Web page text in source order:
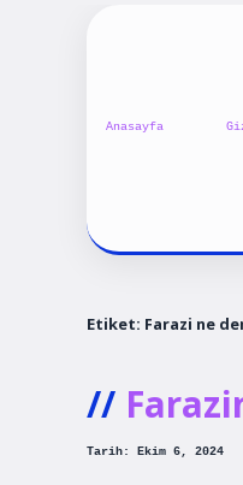
Anasayfa
Etiket: Farazi ne
Tarih: Ekim 6, 2024